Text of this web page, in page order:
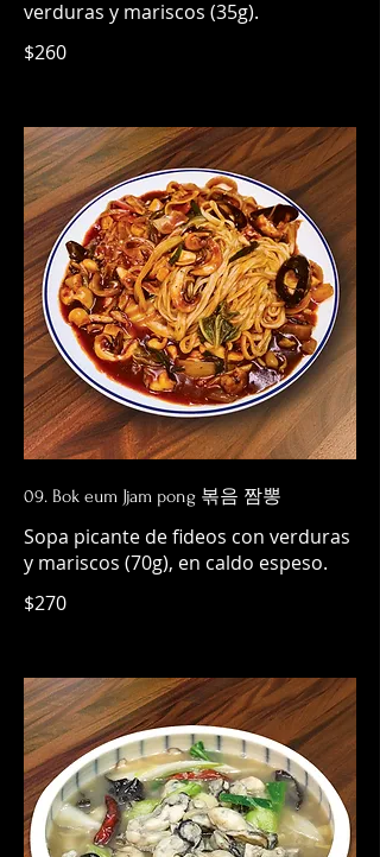
$260
09. Bok eum Jjam pong 볶음 짬뽕
Sopa picante de fideos con verduras
$270